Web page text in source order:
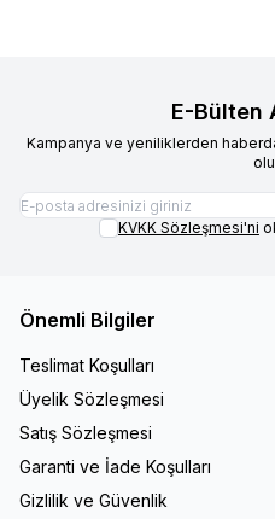
E-Bülten
Kampanya ve yeniliklerden
KVKK Sözleşmesi'ni
Önemli Bilgiler
Teslimat Koşulları
Üyelik Sözleşmesi
Satış Sözleşmesi
Garanti ve İade Koşulları
Gizlilik ve Güvenlik